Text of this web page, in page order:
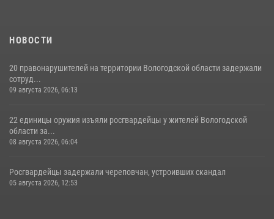
НОВОСТИ
20 правонарушителей на территории Вологодской области задержали
сотруд...
09 августа 2026, 06:13
22 единицы оружия изъяли росгвардейцы у жителей Вологодской
области за...
08 августа 2026, 06:04
Росгвардейцы задержали череповчан, устроивших скандал
05 августа 2026, 12:53